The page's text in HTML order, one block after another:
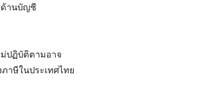
ด้านบัญชี
ปฏิบัติตามอาจ
าษีในประเทศไทย